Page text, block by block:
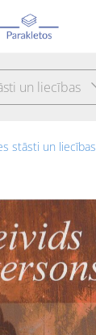
un liecības
stāsti un liecības